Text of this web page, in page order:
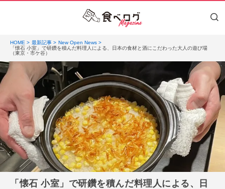
HOME 最新記事
New Open News
「懐石 小室」で研鑽を積んだ料理人による、日本の食材と酒にこだわった大人の遊び場
（東京・市ケ谷）
「懐石 小室」で研鑽を積んだ料理人による、日